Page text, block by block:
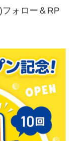
ォロー＆RP